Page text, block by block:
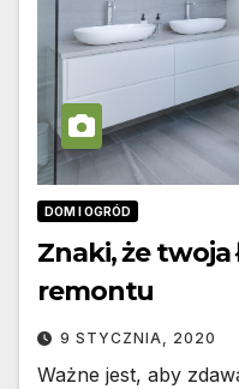
DOM I OGRÓD
Znaki, że twoja
remontu
9 STYCZNIA, 2020
Ważne jest, aby